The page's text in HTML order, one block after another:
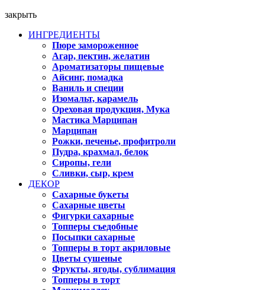
закрыть
ИНГРЕДИЕНТЫ
Пюре замороженное
Агар, пектин, желатин
Ароматизаторы пищевые
Айсинг, помадка
Ваниль и специи
Изомальт, карамель
Ореховая продукция, Мука
Мастика Марципан
Марципан
Рожки, печенье, профитроли
Пудра, крахмал, белок
Сиропы, гели
Сливки, сыр, крем
ДЕКОР
Сахарные букеты
Сахарные цветы
Фигурки сахарные
Топперы съедобные
Посыпки сахарные
Топперы в торт акриловые
Цветы сушеные
Фрукты, ягоды, сублимация
Топперы в торт